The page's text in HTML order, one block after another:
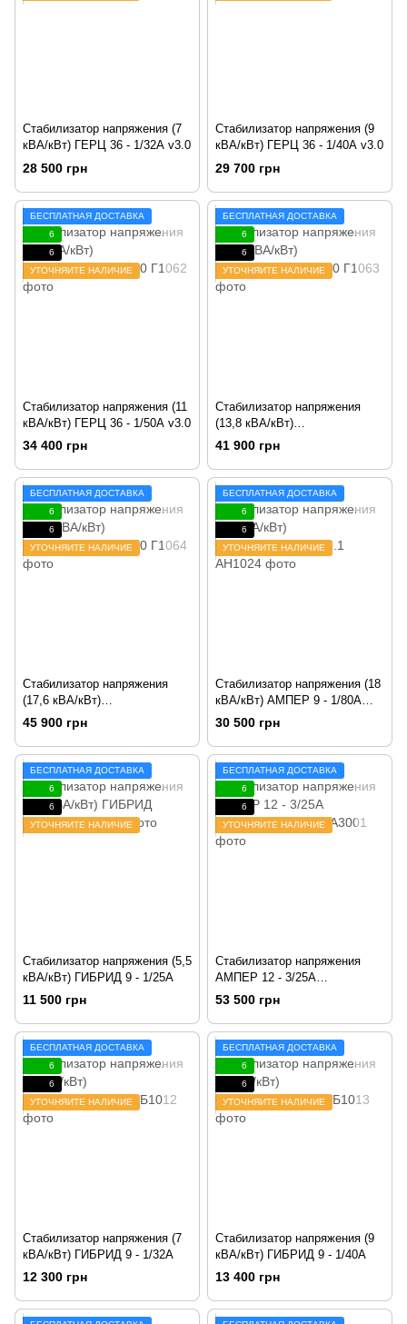
Стабилизатор напряжения (7
кВА/кВт) ГЕРЦ 36 - 1/32А v3.0
28 500 грн
Стабилизатор напряжения (9
кВА/кВт) ГЕРЦ 36 - 1/40А v3.0
29 700 грн
БЕСПЛАТНАЯ ДОСТАВКА
6
6
УТОЧНЯЙТЕ НАЛИЧИЕ
Стабилизатор напряжения (11
кВА/кВт) ГЕРЦ 36 - 1/50А v3.0
34 400 грн
БЕСПЛАТНАЯ ДОСТАВКА
6
6
УТОЧНЯЙТЕ НАЛИЧИЕ
Стабилизатор напряжения
(13,8 кВА/кВт)
ГЕРЦ 36 - 1/63А v3.0
41 900 грн
БЕСПЛАТНАЯ ДОСТАВКА
6
6
УТОЧНЯЙТЕ НАЛИЧИЕ
Стабилизатор напряжения
(17,6 кВА/кВт)
ГЕРЦ 36 - 1/80А v3.0
45 900 грн
БЕСПЛАТНАЯ ДОСТАВКА
6
6
УТОЧНЯЙТЕ НАЛИЧИЕ
Стабилизатор напряжения (18
кВА/кВт) АМПЕР 9 - 1/80А
v2.1
30 500 грн
БЕСПЛАТНАЯ ДОСТАВКА
6
6
УТОЧНЯЙТЕ НАЛИЧИЕ
Стабилизатор напряжения (5,5
кВА/кВт) ГИБРИД 9 - 1/25А
11 500 грн
БЕСПЛАТНАЯ ДОСТАВКА
6
6
УТОЧНЯЙТЕ НАЛИЧИЕ
Стабилизатор напряжения
АМПЕР 12 - 3/25А
v2.0 (16,5 кВА/кВт)
53 500 грн
БЕСПЛАТНАЯ ДОСТАВКА
6
6
УТОЧНЯЙТЕ НАЛИЧИЕ
Стабилизатор напряжения (7
кВА/кВт) ГИБРИД 9 - 1/32А
12 300 грн
БЕСПЛАТНАЯ ДОСТАВКА
6
6
УТОЧНЯЙТЕ НАЛИЧИЕ
Стабилизатор напряжения (9
кВА/кВт) ГИБРИД 9 - 1/40А
13 400 грн